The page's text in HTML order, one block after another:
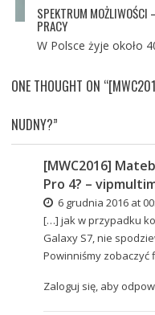
SPEKTRUM MOŻLIWOŚCI
PRACY
W Polsce żyje około
ONE THOUGHT ON “
NUDNY?”
[MWC2016]
Pro 4? –
6 grudnia 2016 at
[…] jak w przypadku
Galaxy S7, nie
Powinniśmy
Zaloguj się, aby